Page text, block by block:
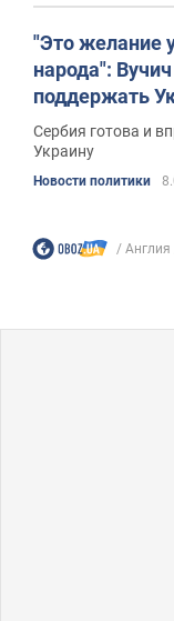
"Это желание
народа":
поддержать
Сербия готова и
Украину
Новости политики
Англия